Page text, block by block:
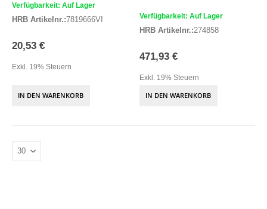
Verfügbarkeit: Auf Lager
HRB Artikelnr.:7819666VI
20,53 €
Exkl. 19% Steuern
IN DEN WARENKORB
Verfügbarkeit: Auf Lager
HRB Artikelnr.:274858
471,93 €
Exkl. 19% Steuern
IN DEN WARENKORB